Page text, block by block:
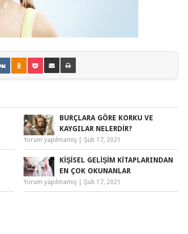
BURÇLARA GÖRE KORKU VE
KAYGILAR NELERDIR?
Yorum yapılmamış Şub 17, 2021
KIŞISEL GELIŞIM KITAPLARINDAN
EN ÇOK OKUNANLAR
Yorum yapılmamış Şub 17, 2021